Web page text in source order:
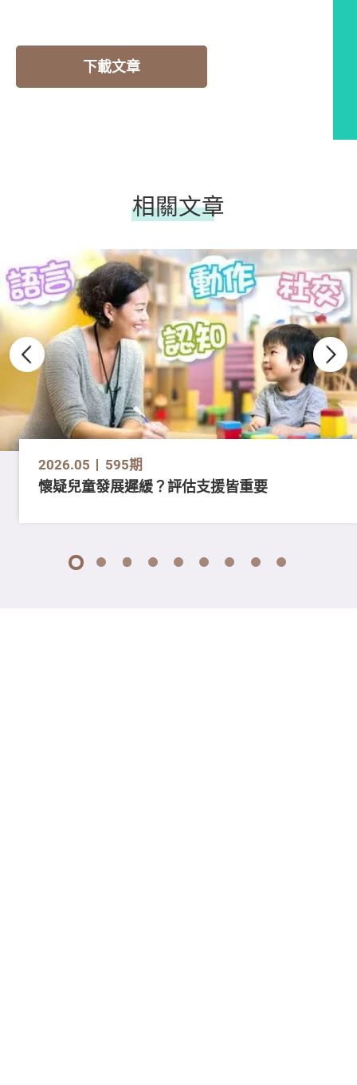
下載文章
相關文章
2026.05 595期
懷疑兒童發展遲緩？評估支援皆重要
1 2 3 4 5 6 7 8 9